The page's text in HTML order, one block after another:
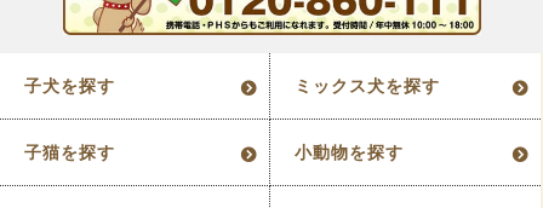
子犬を探す ミックス犬を探す
子猫を探す 小動物を探す